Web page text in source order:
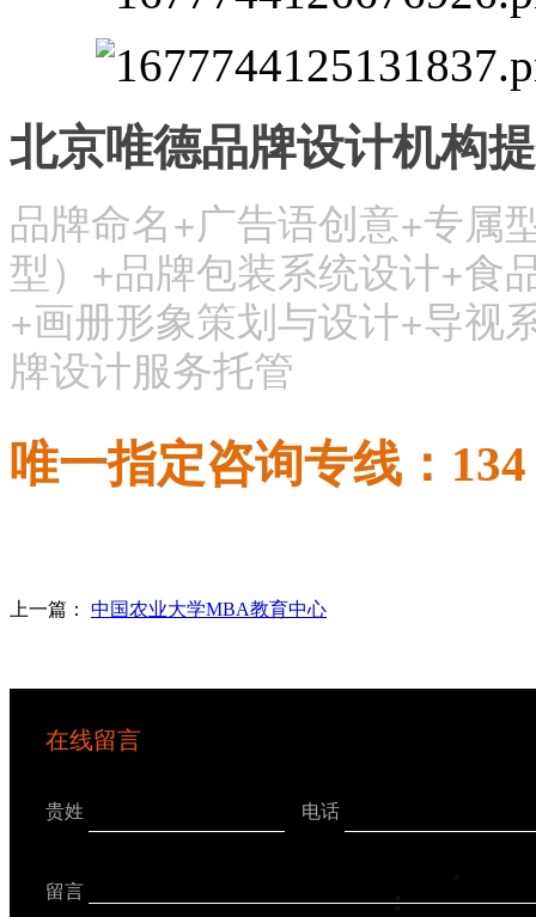
北京唯德品牌设计机构
品牌命名+广告语创意+专属
型）+品牌包装系统设计+食
+画册形象策划与设计+导视
牌设计服务托管
唯一指定咨询专线：
上一篇： 中国农业大学MBA教育中心
在线留言
贵姓 电话
留言